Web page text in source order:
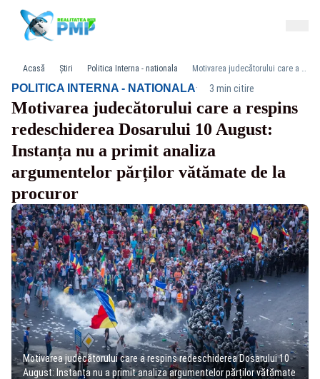
Acasă Știri Politica Interna - nationala Motivarea judecătorului care a respins redeschiderea Dosarului 10 August: Instanța nu a primit analiza argumentelor părților vătămate de la procuror
POLITICA INTERNA - NATIONALA· 3 min citire
Motivarea judecătorului care a respins
redeschiderea Dosarului 10 August:
Instanța nu a primit analiza
argumentelor părților vătămate de la
procuror
Motivarea judecătorului care a respins redeschiderea Dosarului 10
August: Instanța nu a primit analiza argumentelor părților vătămate